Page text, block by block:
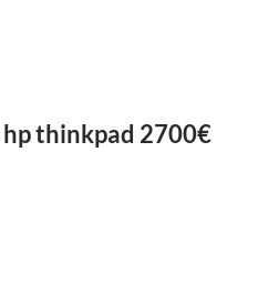
thinkpad 2700€